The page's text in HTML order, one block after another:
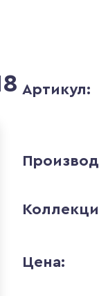
Артикул:
Цена: